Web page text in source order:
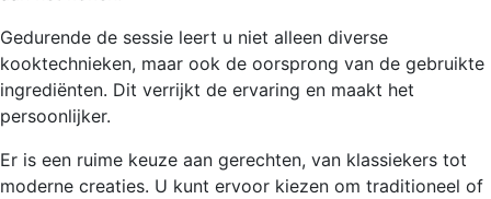
Gedurende de sessie leert u niet alleen diverse
kooktechnieken, maar ook de oorsprong van de gebruikte
ingrediënten. Dit verrijkt de ervaring en maakt het
persoonlijker.
Er is een ruime keuze aan gerechten, van klassiekers tot
moderne creaties. U kunt ervoor kiezen om traditioneel of